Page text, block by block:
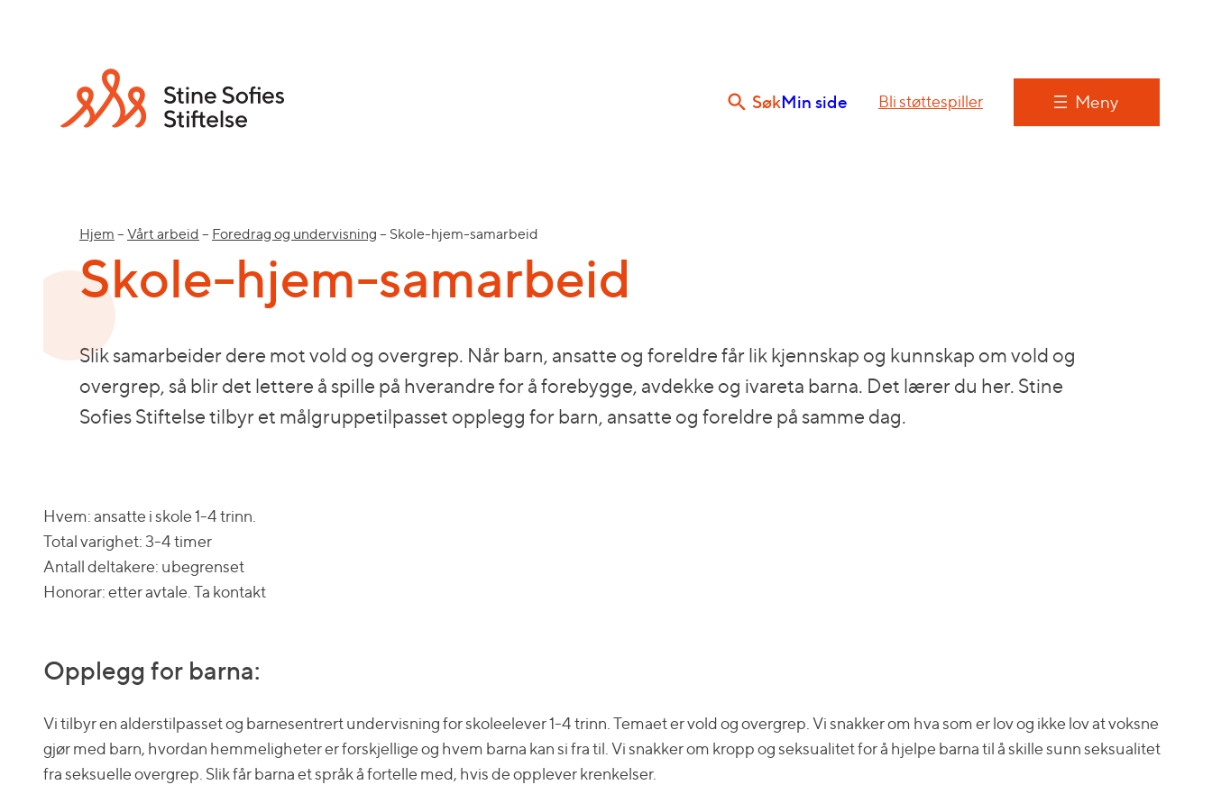
SøkMin side Bli støttespiller Meny
Hjem – Vårt arbeid – Foredrag og undervisning – Skole-hjem-samarbeid
Skole-hjem-samarbeid
Slik samarbeider dere mot vold og overgrep. Når barn, ansatte og foreldre får lik kjennskap og kunnskap om vold og
overgrep, så blir det lettere å spille på hverandre for å forebygge, avdekke og ivareta barna. Det lærer du her. Stine
Sofies Stiftelse tilbyr et målgruppetilpasset opplegg for barn, ansatte og foreldre på samme dag.
Hvem: ansatte i skole 1-4 trinn.
Total varighet: 3-4 timer
Antall deltakere: ubegrenset
Honorar: etter avtale. Ta kontakt
Opplegg for barna:
Vi tilbyr en alderstilpasset og barnesentrert undervisning for skoleelever 1-4 trinn. Temaet er vold og overgrep. Vi snakker om hva som er lov og ikke lov at voksne
gjør med barn, hvordan hemmeligheter er forskjellige og hvem barna kan si fra til. Vi snakker om kropp og seksualitet for å hjelpe barna til å skille sunn seksualitet
fra seksuelle overgrep. Slik får barna et språk å fortelle med, hvis de opplever krenkelser.